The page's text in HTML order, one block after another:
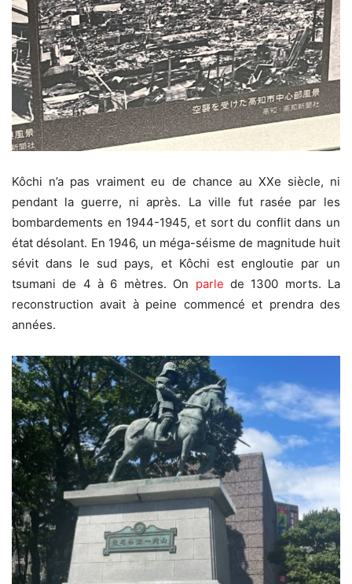
Kôchi n’a pas vraiment eu de chance au XXe siècle, ni
pendant la guerre, ni après. La ville fut rasée par les
bombardements en 1944-1945, et sort du conflit dans un
état désolant. En 1946, un méga-séisme de magnitude huit
sévit dans le sud pays, et Kôchi est engloutie par un
tsumani de 4 à 6 mètres. On parle de 1300 morts. La
reconstruction avait à peine commencé et prendra des
années.